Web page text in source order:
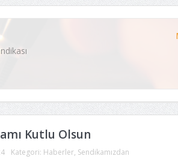
Kutlu Olsun
Kategori: Haberler, Sendikamızdan